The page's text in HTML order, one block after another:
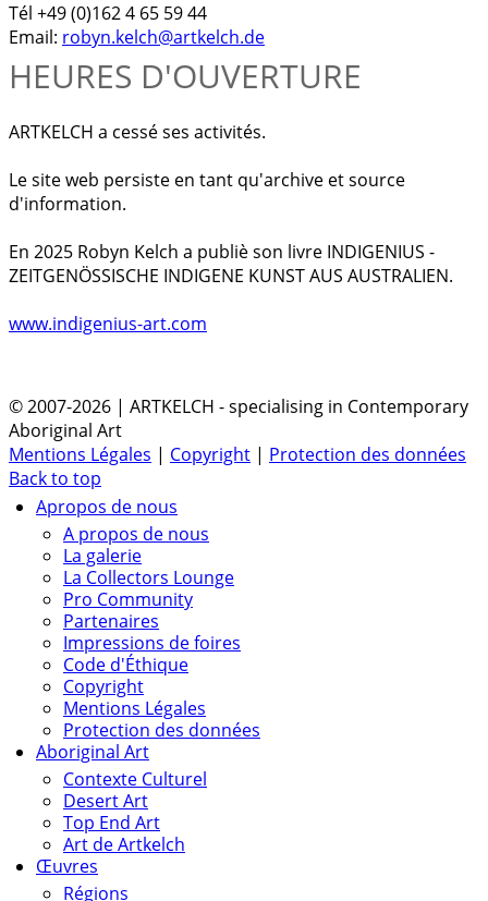
Tél +49 (0)162 4 65 59 44
Email: robyn.kelch@artkelch.de
HEURES D'OUVERTURE
ARTKELCH a cessé ses activités.
Le site web persiste en tant qu'archive et source
d'information.
En 2025 Robyn Kelch a publiè son livre INDIGENIUS -
ZEITGENÖSSISCHE INDIGENE KUNST AUS AUSTRALIEN.
www.indigenius-art.com
© 2007-2026 | ARTKELCH - specialising in Contemporary
Aboriginal Art
Mentions Légales | Copyright | Protection des données
Back to top
Apropos de nous
A propos de nous
La galerie
La Collectors Lounge
Pro Community
Partenaires
Impressions de foires
Code d'Éthique
Copyright
Mentions Légales
Protection des données
Aboriginal Art
Contexte Culturel
Desert Art
Top End Art
Art de Artkelch
Œuvres
Régions